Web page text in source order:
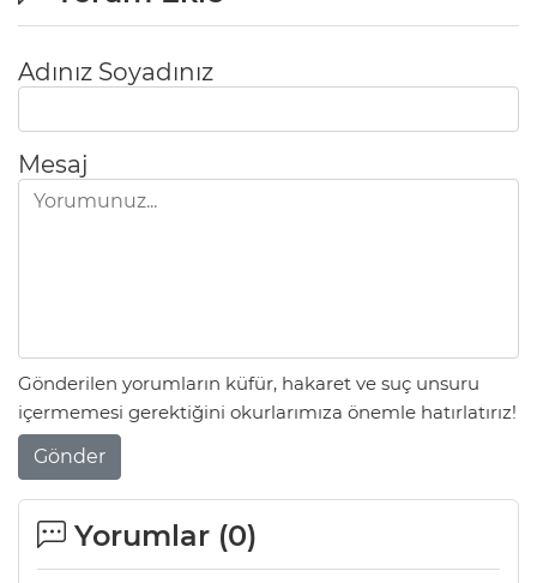
Adınız Soyadınız
Mesaj
Gönderilen yorumların küfür, hakaret ve suç unsuru
içermemesi gerektiğini okurlarımıza önemle hatırlatırız!
Gönder
Yorumlar (0)